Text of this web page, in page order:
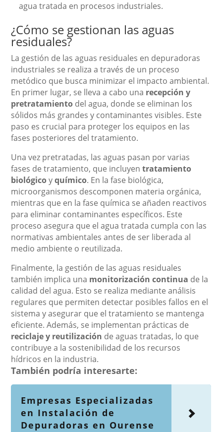
agua tratada en procesos industriales.
¿Cómo se gestionan las aguas
residuales?
La gestión de las aguas residuales en depuradoras
industriales se realiza a través de un proceso
metódico que busca minimizar el impacto ambiental.
En primer lugar, se lleva a cabo una recepción y
pretratamiento del agua, donde se eliminan los
sólidos más grandes y contaminantes visibles. Este
paso es crucial para proteger los equipos en las
fases posteriores del tratamiento.
Una vez pretratadas, las aguas pasan por varias
fases de tratamiento, que incluyentratamiento
biológicoyquímico. En la fase biológica,
microorganismos descomponen materia orgánica,
mientras que en la fase química se añaden reactivos
para eliminar contaminantes específicos. Este
proceso asegura que el agua tratada cumpla con las
normativas ambientales antes de ser liberada al
medio ambiente o reutilizada.
Finalmente, la gestión de las aguas residuales
también implica una monitorización continua de la
calidad del agua. Esto se realiza mediante análisis
regulares que permiten detectar posibles fallos en el
sistema y asegurar que el tratamiento se mantenga
eficiente. Además, se implementan prácticas de
reciclaje y reutilización de aguas tratadas, lo que
contribuye a la sostenibilidad de los recursos
hídricos en la industria.
También podría interesarte:
Empresas Especializadas
en Instalación de
Depuradoras en Ourense